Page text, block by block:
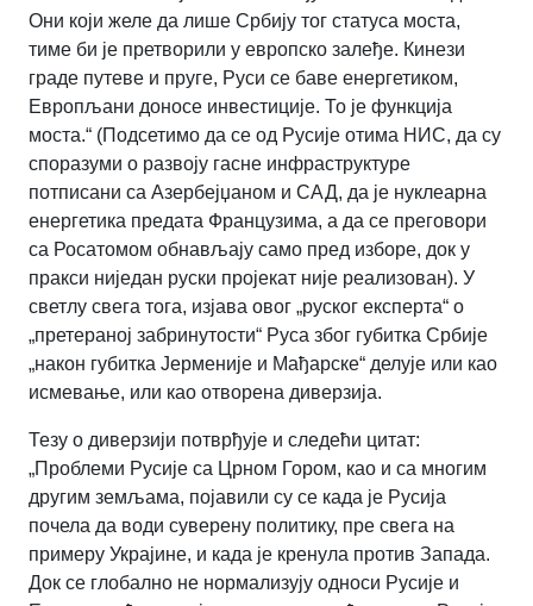
Они који желе да лише Србију тог статуса моста,
тиме би је претворили у европско залеђе. Кинези
граде путеве и пруге, Руси се баве енергетиком,
Европљани доносе инвестиције. То је функција
моста.“ (Подсетимо да се од Русије отима НИС, да су
споразуми о развоју гасне инфраструктуре
потписани са Азербејџаном и САД, да је нуклеарна
енергетика предата Французима, а да се преговори
са Росатомом обнављају само пред изборе, док у
пракси ниједан руски пројекат није реализован). У
светлу свега тога, изјава овог „руског експерта“ о
„претераној забринутости“ Руса због губитка Србије
„након губитка Јерменије и Мађарске“ делује или као
исмевање, или као отворена диверзија.
Тезу о диверзији потврђује и следећи цитат:
„Проблеми Русије са Црном Гором, као и са многим
другим земљама, појавили су се када је Русија
почела да води суверену политику, пре свега на
примеру Украјине, и када је кренула против Запада.
Док се глобално не нормализују односи Русије и